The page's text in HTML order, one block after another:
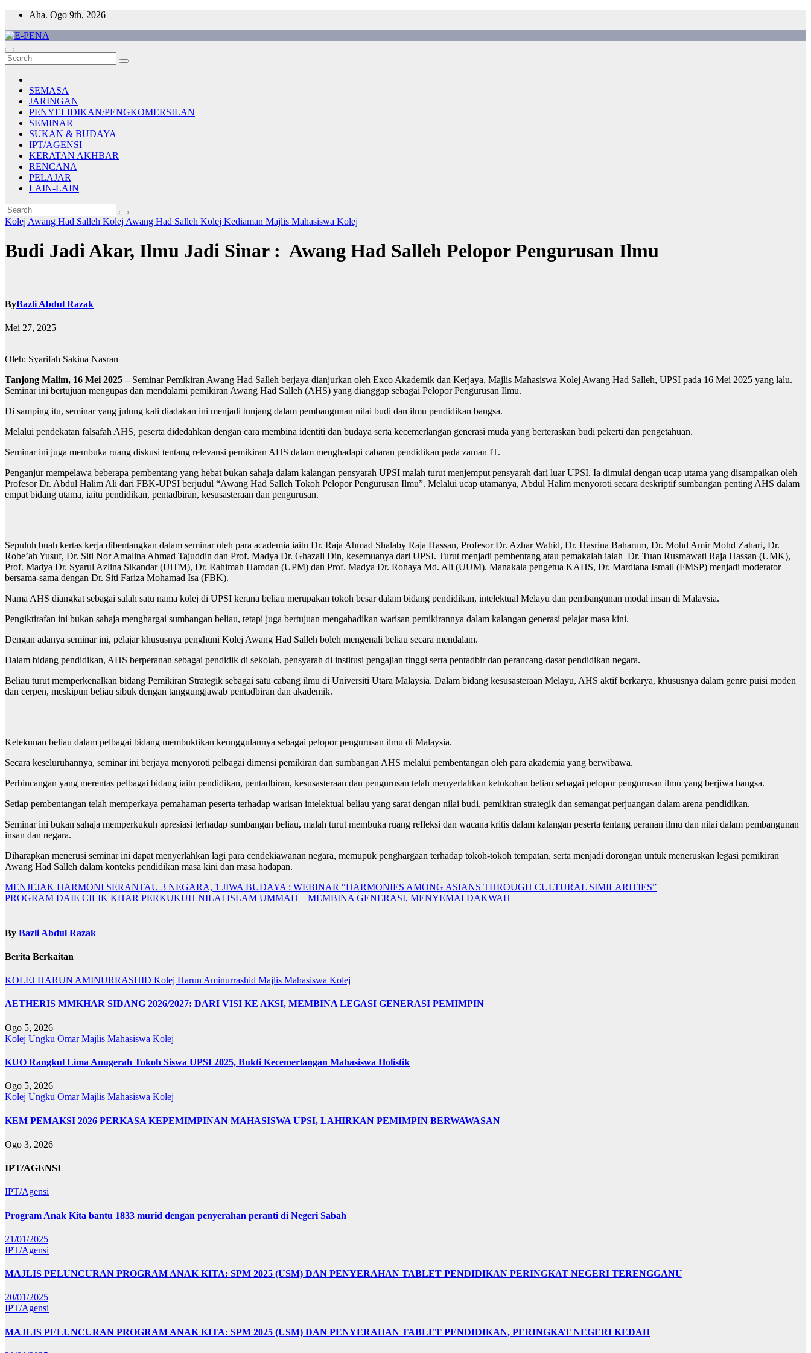
Skip
content
Aha. Ogo 9th, 2026
E-PENA
Berita Digital Terkini
SEMASA
JARINGAN
PENYELIDIKAN/PENGKOMERSILAN
SEMINAR
SUKAN & BUDAYA
IPT/AGENSI
KERATAN AKHBAR
RENCANA
PELAJAR
LAIN-LAIN
Kolej Awang Had Salleh Kolej Awang Had Salleh Kolej Kediaman Majlis Mahasiswa Kolej
Budi Jadi Akar, Ilmu Jadi Sinar : Awang Had Salleh Pelopor Pengurusan Ilmu
ByBazli Abdul Razak
Mei 27, 2025
Oleh: Syarifah Sakina Nasran
Tanjong Malim, 16 Mei 2025 –Seminar Pemikiran Awang Had Salleh berjaya dianjurkan oleh Exco Akademik dan Kerjaya, Majlis Mahasiswa Kolej Awang Had Salleh, UPSI pada 16 Mei 2025 yang lalu.
Seminar ini bertujuan mengupas dan mendalami pemikiran Awang Had Salleh (AHS) yang dianggap sebagai Pelopor Pengurusan Ilmu.
Di samping itu, seminar yang julung kali diadakan ini menjadi tunjang dalam pembangunan nilai budi dan ilmu pendidikan bangsa.
Melalui pendekatan falsafah AHS, peserta didedahkan dengan cara membina identiti dan budaya serta kecemerlangan generasi muda yang berteraskan budi pekerti dan pengetahuan.
Seminar ini juga membuka ruang diskusi tentang relevansi pemikiran AHS dalam menghadapi cabaran pendidikan pada zaman IT.
Penganjur mempelawa beberapa pembentang yang hebat bukan sahaja dalam kalangan pensyarah UPSI malah turut menjemput pensyarah dari luar UPSI. Ia dimulai dengan ucap utama yang disampaikan oleh
Profesor Dr. Abdul Halim Ali dari FBK-UPSI berjudul “Awang Had Salleh Tokoh Pelopor Pengurusan Ilmu”. Melalui ucap utamanya, Abdul Halim menyoroti secara deskriptif sumbangan penting AHS dalam
empat bidang utama, iaitu pendidikan, pentadbiran, kesusasteraan dan pengurusan.
Sepuluh buah kertas kerja dibentangkan dalam seminar oleh para academia iaitu Dr. Raja Ahmad Shalaby Raja Hassan, Profesor Dr. Azhar Wahid, Dr. Hasrina Baharum, Dr. Mohd Amir Mohd Zahari, Dr.
Robe’ah Yusuf, Dr. Siti Nor Amalina Ahmad Tajuddin dan Prof. Madya Dr. Ghazali Din, kesemuanya dari UPSI. Turut menjadi pembentang atau pemakalah ialah Dr. Tuan Rusmawati Raja Hassan (UMK),
Prof. Madya Dr. Syarul Azlina Sikandar (UiTM), Dr. Rahimah Hamdan (UPM) dan Prof. Madya Dr. Rohaya Md. Ali (UUM). Manakala pengetua KAHS, Dr. Mardiana Ismail (FMSP) menjadi moderator
bersama-sama dengan Dr. Siti Fariza Mohamad Isa (FBK).
Nama AHS diangkat sebagai salah satu nama kolej di UPSI kerana beliau merupakan tokoh besar dalam bidang pendidikan, intelektual Melayu dan pembangunan modal insan di Malaysia.
Pengiktirafan ini bukan sahaja menghargai sumbangan beliau, tetapi juga bertujuan mengabadikan warisan pemikirannya dalam kalangan generasi pelajar masa kini.
Dengan adanya seminar ini, pelajar khususnya penghuni Kolej Awang Had Salleh boleh mengenali beliau secara mendalam.
Dalam bidang pendidikan, AHS berperanan sebagai pendidik di sekolah, pensyarah di institusi pengajian tinggi serta pentadbir dan perancang dasar pendidikan negara.
Beliau turut memperkenalkan bidang Pemikiran Strategik sebagai satu cabang ilmu di Universiti Utara Malaysia. Dalam bidang kesusasteraan Melayu, AHS aktif berkarya, khususnya dalam genre puisi moden
dan cerpen, meskipun beliau sibuk dengan tanggungjawab pentadbiran dan akademik.
Ketekunan beliau dalam pelbagai bidang membuktikan keunggulannya sebagai pelopor pengurusan ilmu di Malaysia.
Secara keseluruhannya, seminar ini berjaya menyoroti pelbagai dimensi pemikiran dan sumbangan AHS melalui pembentangan oleh para akademia yang berwibawa.
Perbincangan yang merentas pelbagai bidang iaitu pendidikan, pentadbiran, kesusasteraan dan pengurusan telah menyerlahkan ketokohan beliau sebagai pelopor pengurusan ilmu yang berjiwa bangsa.
Setiap pembentangan telah memperkaya pemahaman peserta terhadap warisan intelektual beliau yang sarat dengan nilai budi, pemikiran strategik dan semangat perjuangan dalam arena pendidikan.
Seminar ini bukan sahaja memperkukuh apresiasi terhadap sumbangan beliau, malah turut membuka ruang refleksi dan wacana kritis dalam kalangan peserta tentang peranan ilmu dan nilai dalam pembangunan
insan dan negara.
Diharapkan menerusi seminar ini dapat menyerlahkan lagi para cendekiawanan negara, memupuk penghargaan terhadap tokoh-tokoh tempatan, serta menjadi dorongan untuk meneruskan legasi pemikiran
Awang Had Salleh dalam konteks pendidikan masa kini dan masa hadapan.
Navigasi
kiriman
MENJEJAK HARMONI SERANTAU 3 NEGARA, 1 JIWA BUDAYA : WEBINAR “HARMONIES AMONG ASIANS THROUGH CULTURAL SIMILARITIES”
PROGRAM DAIE CILIK KHAR PERKUKUH NILAI ISLAM UMMAH – MEMBINA GENERASI, MENYEMAI DAKWAH
By Bazli Abdul Razak
Berita Berkaitan
KOLEJ HARUN AMINURRASHID Kolej Harun Aminurrashid Majlis Mahasiswa Kolej
AETHERIS MMKHAR SIDANG 2026/2027: DARI VISI KE AKSI, MEMBINA LEGASI GENERASI PEMIMPIN
Ogo 5, 2026
Kolej Ungku OmarMajlis Mahasiswa Kolej
KUO Rangkul Lima Anugerah Tokoh Siswa UPSI 2025, Bukti Kecemerlangan Mahasiswa Holistik
Ogo 5, 2026
Kolej Ungku OmarMajlis Mahasiswa Kolej
KEM PEMAKSI 2026 PERKASA KEPEMIMPINAN MAHASISWA UPSI, LAHIRKAN PEMIMPIN BERWAWASAN
Ogo 3, 2026
IPT/AGENSI
IPT/Agensi
Program Anak Kita bantu 1833 murid dengan penyerahan peranti di Negeri Sabah
21/01/2025
IPT/Agensi
MAJLIS PELUNCURAN PROGRAM ANAK KITA: SPM 2025 (USM) DAN PENYERAHAN TABLET PENDIDIKAN PERINGKAT NEGERI TERENGGANU
20/01/2025
IPT/Agensi
MAJLIS PELUNCURAN PROGRAM ANAK KITA: SPM 2025 (USM) DAN PENYERAHAN TABLET PENDIDIKAN, PERINGKAT NEGERI KEDAH